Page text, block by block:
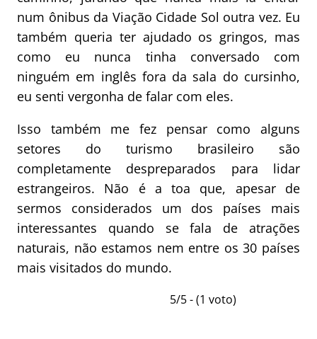
num ônibus da Viação Cidade Sol outra vez. Eu
também queria ter ajudado os gringos, mas
como eu nunca tinha conversado com
ninguém em inglês fora da sala do cursinho,
eu senti vergonha de falar com eles.
Isso também me fez pensar como alguns
setores do turismo brasileiro são
completamente despreparados para lidar
estrangeiros. Não é a toa que, apesar de
sermos considerados um dos países mais
interessantes quando se fala de atrações
naturais, não estamos nem entre os 30 países
mais visitados do mundo.
5/5 - (1 voto)